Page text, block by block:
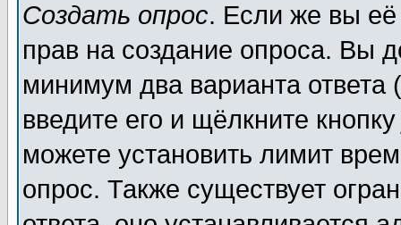
Создать опрос. Если же вы её
прав на создание опроса. Вы
минимум два варианта ответа
введите его и щёлкните
можете установить лимит
опрос. Также существует